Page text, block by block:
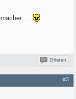
Zitieren
#3